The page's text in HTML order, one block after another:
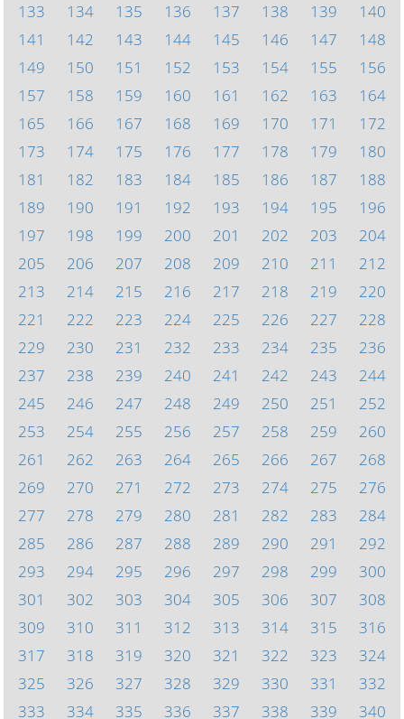
133
134 135 136 137 138 139
140
141
142 143 144 145 146 147
148
149
150 151 152 153 154 155
156
157
158 159 160 161 162 163
164
165
166 167 168 169 170 171
172
173
174 175 176 177 178 179
180
181
182 183 184 185 186 187
188
189
190 191 192 193 194 195
196
197
198 199 200 201 202 203
204
205
206 207 208 209 210 211
212
213
214 215 216 217 218 219
220
221
222 223 224 225 226 227
228
229
230 231 232 233 234 235
236
237
238 239 240 241 242 243
244
245
246 247 248 249 250 251
252
253
254 255 256 257 258 259
260
261
262 263 264 265 266 267
268
269
270 271 272 273 274 275
276
277
278 279 280 281 282 283
284
285
286 287 288 289 290 291
292
293
294 295 296 297 298 299
300
301
302 303 304 305 306 307
308
309
310 311 312 313 314 315
316
317
318 319 320 321 322 323
324
325
326 327 328 329 330 331
332
333
334 335 336 337 338 339 340